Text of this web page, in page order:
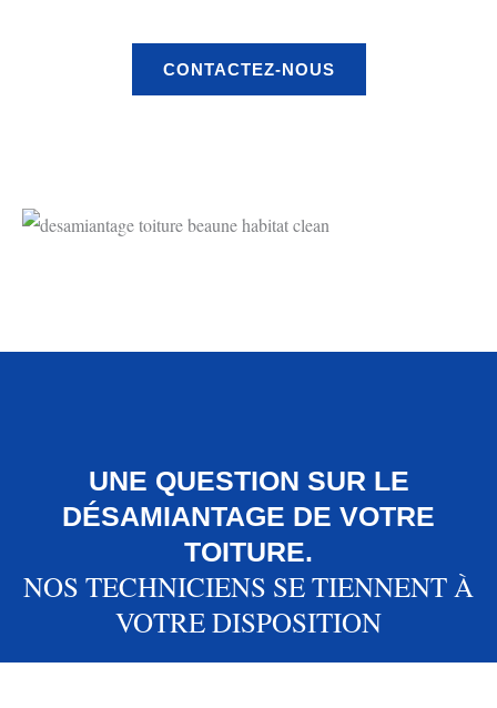
CONTACTEZ-NOUS
UNE QUESTION SUR LE
DÉSAMIANTAGE DE VOTRE
TOITURE.
NOS TECHNICIENS SE TIENNENT À
VOTRE DISPOSITION